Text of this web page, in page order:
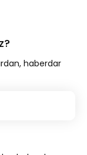
haberdar